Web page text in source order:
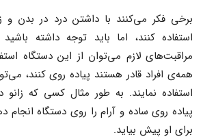
برخی فکر می‌کنند با داشتن درد در بدن و
استفاده کنند، اما باید توجه داشته
مراقبت‌های لازم می‌توان از این دستگاه
همه‌ی افراد قادر هستند پیاده روی کنند،
استفاده نمایند. به طور مثال کسی که زانو
پیاده روی ساده و آرام را روی دستگاه
برای او پیش بیاید.